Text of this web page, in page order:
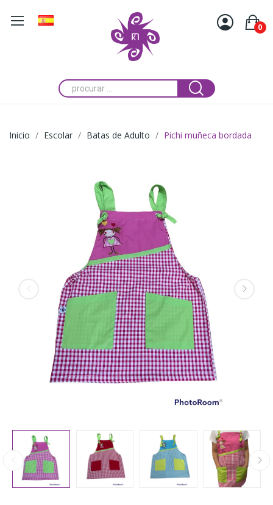
0
Inicio Escolar Batas de Adulto Pichi muñeca bordada